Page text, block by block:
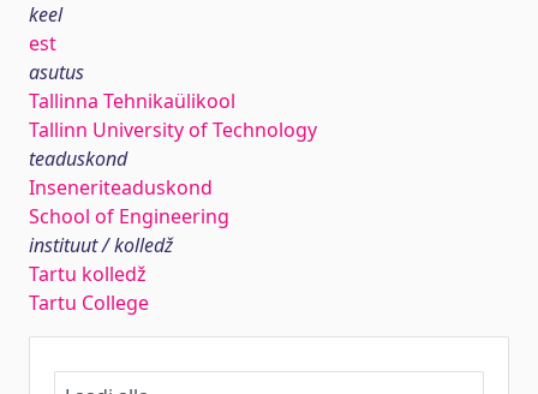
keel
est
asutus
Tallinna Tehnikaülikool
Tallinn University of Technology
teaduskond
Inseneriteaduskond
School of Engineering
instituut / kolledž
Tartu kolledž
Tartu College